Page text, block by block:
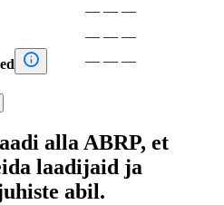
— — —
— — —
 — — —
alla ABRP, et
laadijaid ja
abil.